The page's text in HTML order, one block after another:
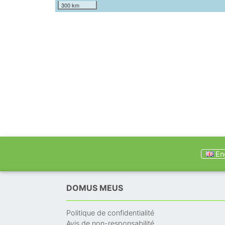
300 km
DOMUS MEUS
Politique de confidentialité
Avis de non-responsabilité